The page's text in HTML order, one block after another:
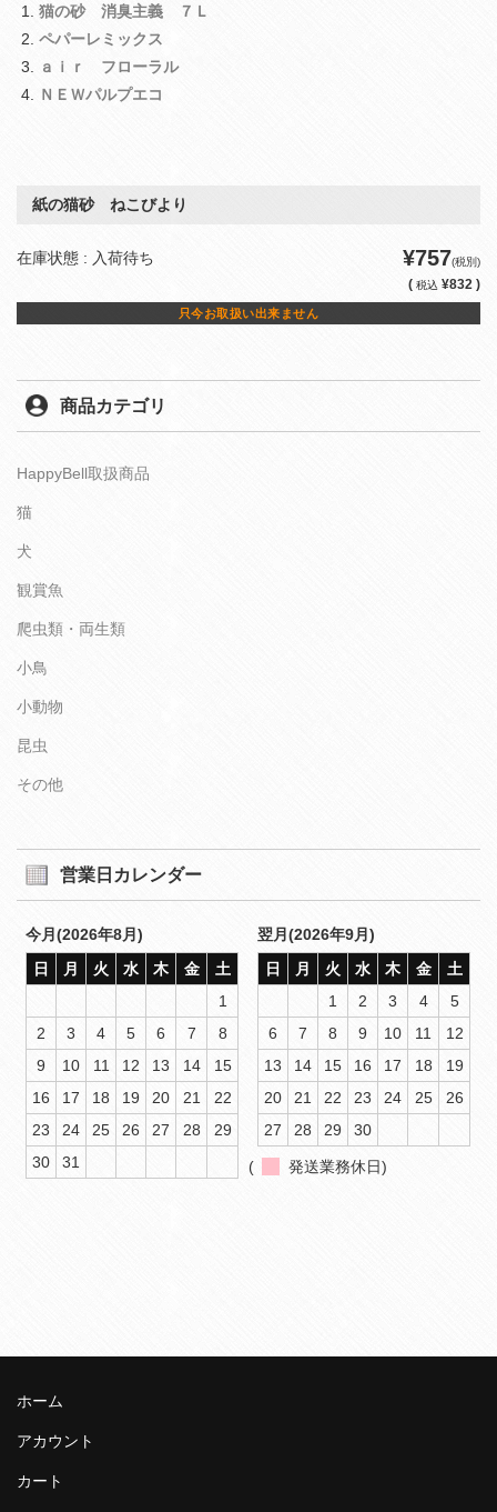
猫の砂 消臭主義 ７Ｌ
ペパーレミックス
ａｉｒ フローラル
ＮＥＷパルプエコ
紙の猫砂 ねこびより
在庫状態 : 入荷待ち ¥757(税別)
( 税込 ¥832 )
只今お取扱い出来ません
商品カテゴリ
HappyBell取扱商品
猫
犬
観賞魚
爬虫類・両生類
小鳥
小動物
昆虫
その他
営業日カレンダー
今月(2026年8月)
日
月 火 水 木 金
土
1
2
3 4 5 6 7
8
9
10 11 12 13 14
15
16
17 18 19 20 21
22
23
24 25 26 27 28
29
30
31
翌月(2026年9月)
日
月 火 水 木 金
土
1
2 3 4
5
6
7 8 9 10 11
12
13
14 15 16 17 18
19
20
21 22 23 24 25
26
27
28 29 30
( 発送業務休日)
ホーム
アカウント
カート